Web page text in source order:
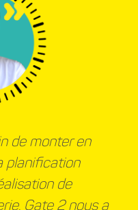
de monter en
planification
de
Gate 2 nous a